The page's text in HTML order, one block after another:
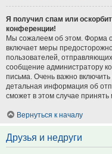
Я получил спам или
конференции!
Мы сожалеем об этом. Форма
включает меры
пользователей,
сообщение администратору
письма. Очень важно включить
детальная информация об
сможет в этом случае принять
Вернуться к началу
Друзья и недруги